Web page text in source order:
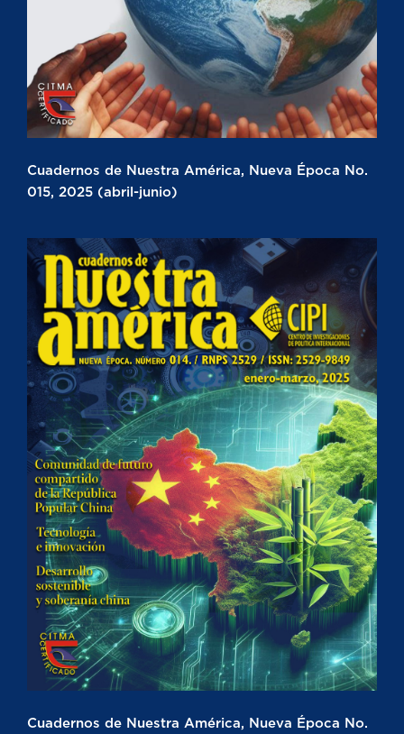
Cuadernos de Nuestra América, Nueva Época No.
015, 2025 (abril-junio)
Cuadernos de Nuestra América, Nueva Época No.